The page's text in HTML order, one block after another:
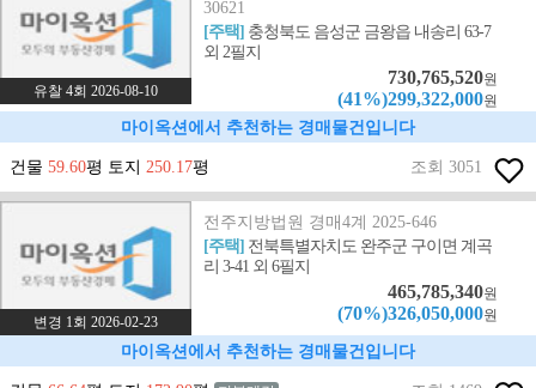
유찰 4회 2026-08-10
30621
[주택] 충청북도 음성군 금왕읍 내송리 63-7
외 2필지
730,765,520원
(41%)299,322,000원
마이옥션에서 추천하는 경매물건입니다
건물 59.60평 토지 250.17평 조회 3051
변경 1회 2026-02-23
전주지방법원 경매4계 2025-646
[주택] 전북특별자치도 완주군 구이면 계곡
리 3-41 외 6필지
465,785,340원
(70%)326,050,000원
마이옥션에서 추천하는 경매물건입니다